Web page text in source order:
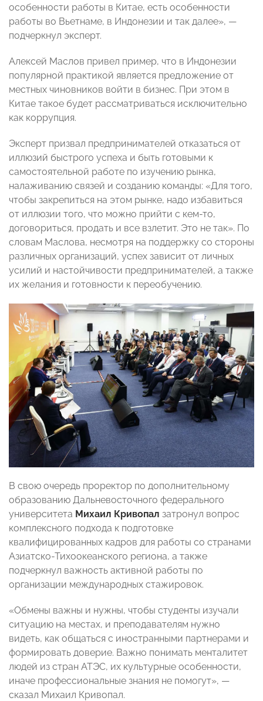
особенности работы в Китае, есть особенности
работы во Вьетнаме, в Индонезии и так далее», —
подчеркнул эксперт.
Алексей Маслов привел пример, что в Индонезии
популярной практикой является предложение от
местных чиновников войти в бизнес. При этом в
Китае такое будет рассматриваться исключительно
как коррупция.
Эксперт призвал предпринимателей отказаться от
иллюзий быстрого успеха и быть готовыми к
самостоятельной работе по изучению рынка,
налаживанию связей и созданию команды: «Для того,
чтобы закрепиться на этом рынке, надо избавиться
от иллюзии того, что можно прийти с кем-то,
договориться, продать и все взлетит. Это не так». По
словам Маслова, несмотря на поддержку со стороны
различных организаций, успех зависит от личных
усилий и настойчивости предпринимателей, а также
их желания и готовности к переобучению.
В свою очередь проректор по дополнительному
образованию Дальневосточного федерального
университета Михаил Кривопал затронул вопрос
комплексного подхода к подготовке
квалифицированных кадров для работы со странами
Азиатско-Тихоокеанского региона, а также
подчеркнул важность активной работы по
организации международных стажировок.
«Обмены важны и нужны, чтобы студенты изучали
ситуацию на местах, и преподавателям нужно
видеть, как общаться с иностранными партнерами и
формировать доверие. Важно понимать менталитет
людей из стран АТЭС, их культурные особенности,
иначе профессиональные знания не помогут», —
сказал Михаил Кривопал.